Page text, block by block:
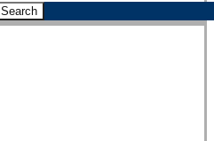
Search